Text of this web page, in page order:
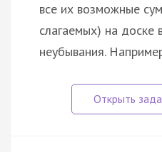
все их возможные
слагаемых) на доске
неубывания.